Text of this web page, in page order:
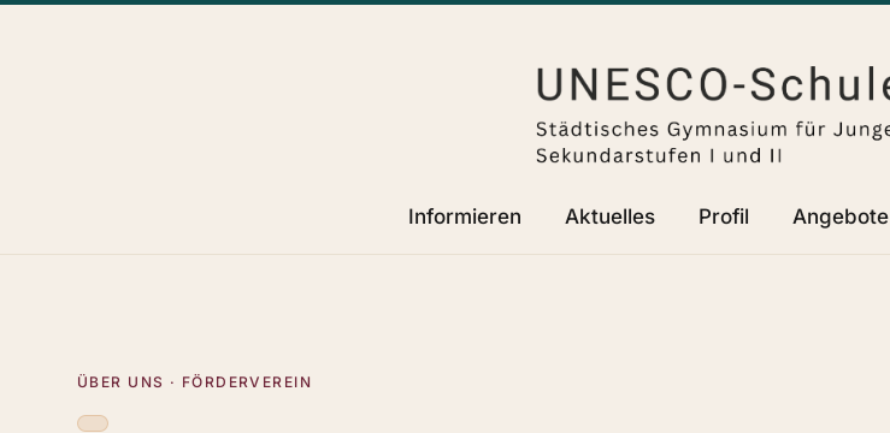
Informieren Aktuelles Profil Angebote
ÜBER UNS · FÖRDERVEREIN